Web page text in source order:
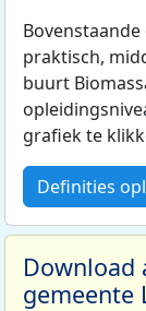
praktisch,
buurt
grafiek te
Definities
Download
gemeente